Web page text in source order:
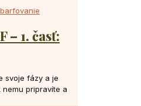
– 1. časť:
svoje fázy a je
pripravíte a